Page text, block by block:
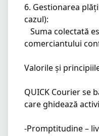
6. Gestionarea
cazul):
comerciantului
Valorile și
QUICK Courier se
care ghidează
-Promptitudine –